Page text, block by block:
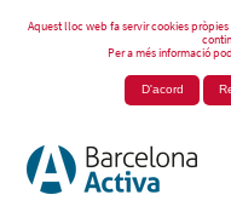
Aquest lloc web fa servir cookies
Per a més informació
D'acord